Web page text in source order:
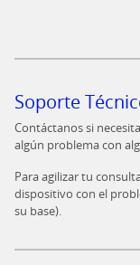
Soporte
Contáctanos si
algún problema con
Para agilizar tu
dispositivo con el
su base).